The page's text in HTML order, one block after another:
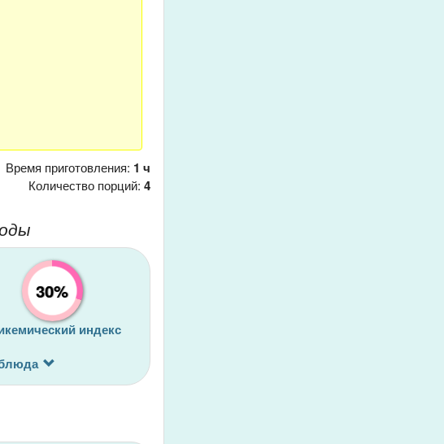
Время приготовления: 1 ч
Количество порций: 4
30%
индекс